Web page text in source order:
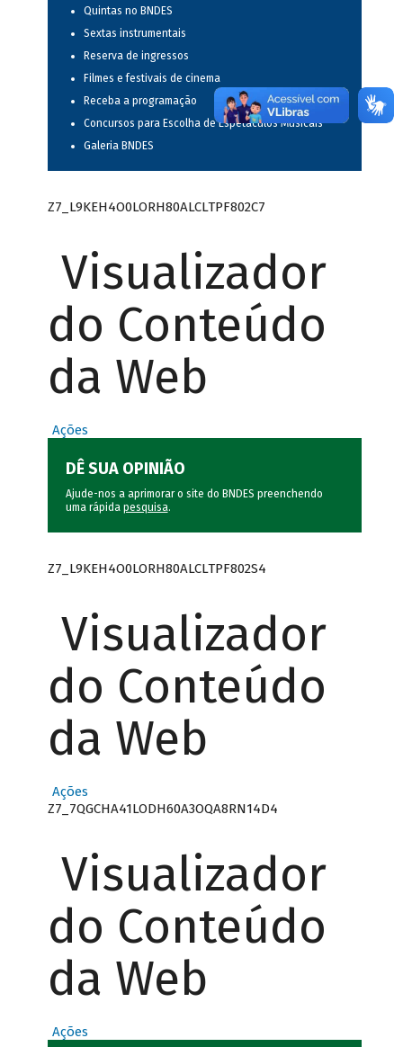
Quintas no BNDES
Sextas instrumentais
Reserva de ingressos
Filmes e festivais de cinema
Receba a programação
Concursos para Escolha de Espetáculos Musicais
Galeria BNDES
Z7_L9KEH4O0LORH80ALCLTPF802C7
Visualizador
do Conteúdo
da Web
Ações
DÊ SUA OPINIÃO
Ajude-nos a aprimorar o site do BNDES preenchendo
uma rápida pesquisa.
Z7_L9KEH4O0LORH80ALCLTPF802S4
Visualizador
do Conteúdo
da Web
Ações
Z7_7QGCHA41LODH60A3OQA8RN14D4
Visualizador
do Conteúdo
da Web
Ações